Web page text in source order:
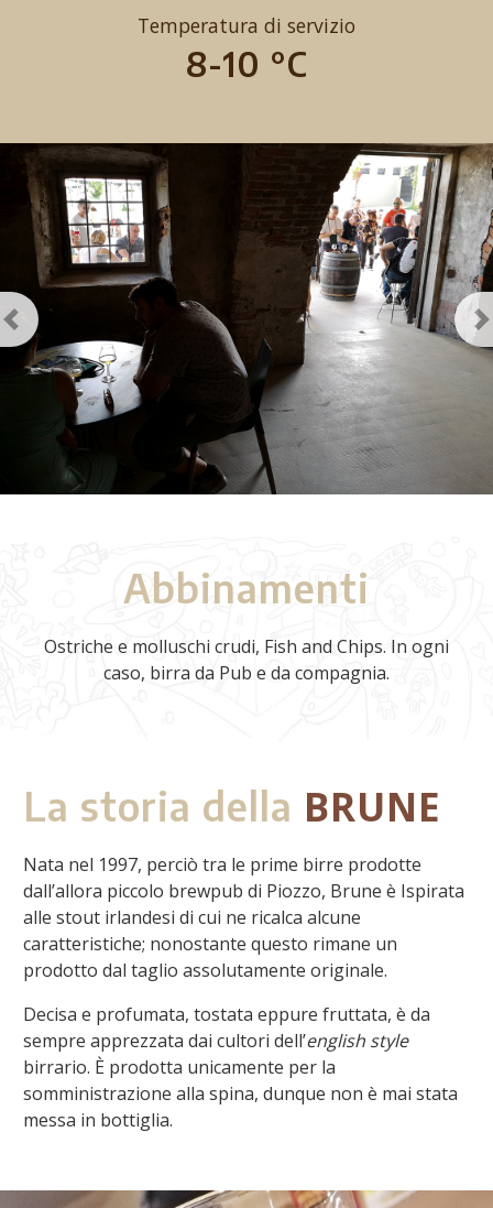
Temperatura di servizio
8-10 °C
Previous
Abbinamenti
Ostriche e molluschi crudi, Fish and Chips. In ogni
caso, birra da Pub e da compagnia.
La storia della BRUNE
Nata nel 1997, perciò tra le prime birre prodotte
dall’allora piccolo brewpub di Piozzo, Brune è Ispirata
alle stout irlandesi di cui ne ricalca alcune
caratteristiche; nonostante questo rimane un
prodotto dal taglio assolutamente originale.
Decisa e profumata, tostata eppure fruttata, è da
sempre apprezzata dai cultori dell’english style
birrario. È prodotta unicamente per la
somministrazione alla spina, dunque non è mai stata
messa in bottiglia.